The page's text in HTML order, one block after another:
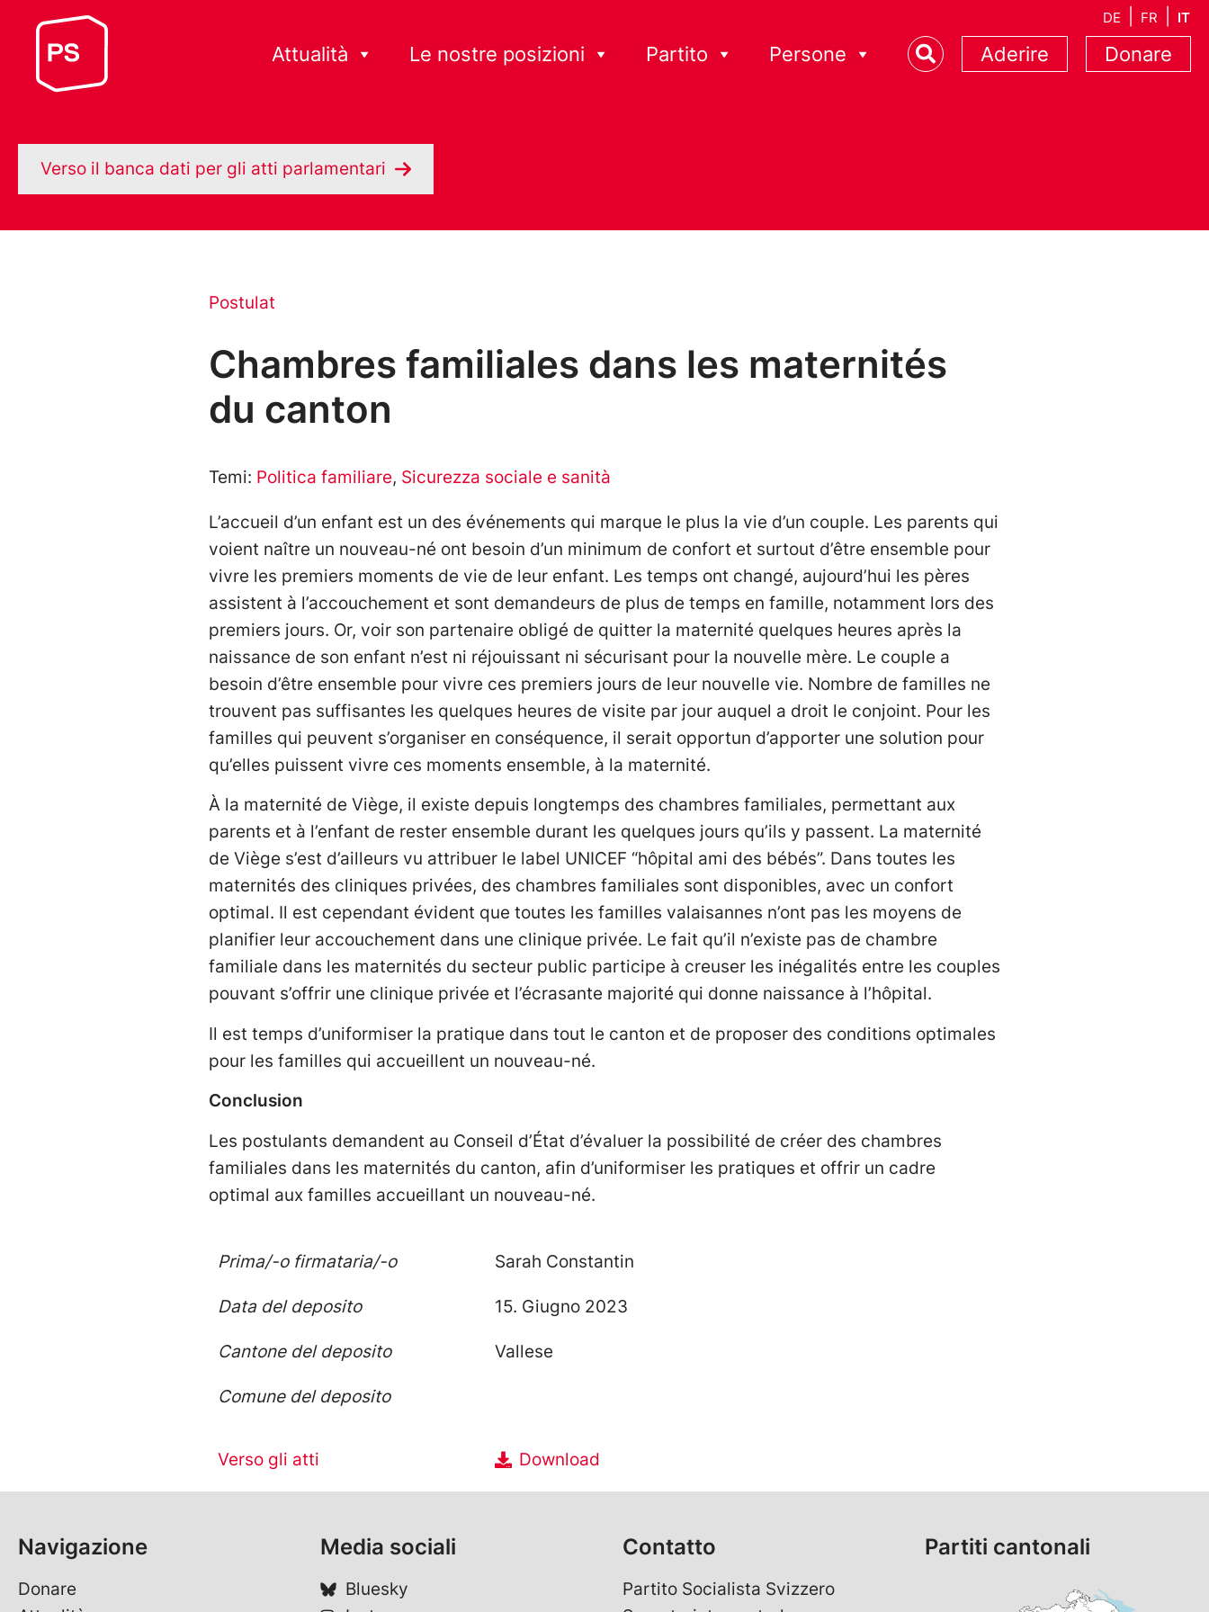
DE FR IT
Attualità Le nostre posizioni Partito Persone Aderire Donare
Verso il banca dati per gli atti parlamentari
Postulat
Chambres familiales dans les maternités
du canton
Temi: Politica familiare, Sicurezza sociale e sanità
L’accueil d’un enfant est un des événements qui marque le plus la vie d’un couple. Les parents qui
voient naître un nouveau-né ont besoin d’un minimum de confort et surtout d’être ensemble pour
vivre les premiers moments de vie de leur enfant. Les temps ont changé, aujourd’hui les pères
assistent à l’accouchement et sont demandeurs de plus de temps en famille, notamment lors des
premiers jours. Or, voir son partenaire obligé de quitter la maternité quelques heures après la
naissance de son enfant n’est ni réjouissant ni sécurisant pour la nouvelle mère. Le couple a
besoin d’être ensemble pour vivre ces premiers jours de leur nouvelle vie. Nombre de familles ne
trouvent pas suffisantes les quelques heures de visite par jour auquel a droit le conjoint. Pour les
familles qui peuvent s’organiser en conséquence, il serait opportun d’apporter une solution pour
qu’elles puissent vivre ces moments ensemble, à la maternité.
À la maternité de Viège, il existe depuis longtemps des chambres familiales, permettant aux
parents et à l’enfant de rester ensemble durant les quelques jours qu’ils y passent. La maternité
de Viège s’est d’ailleurs vu attribuer le label UNICEF “hôpital ami des bébés”. Dans toutes les
maternités des cliniques privées, des chambres familiales sont disponibles, avec un confort
optimal. Il est cependant évident que toutes les familles valaisannes n’ont pas les moyens de
planifier leur accouchement dans une clinique privée. Le fait qu’il n’existe pas de chambre
familiale dans les maternités du secteur public participe à creuser les inégalités entre les couples
pouvant s’offrir une clinique privée et l’écrasante majorité qui donne naissance à l’hôpital.
Il est temps d’uniformiser la pratique dans tout le canton et de proposer des conditions optimales
pour les familles qui accueillent un nouveau-né.
Conclusion
Les postulants demandent au Conseil d’État d’évaluer la possibilité de créer des chambres
familiales dans les maternités du canton, afin d’uniformiser les pratiques et offrir un cadre
optimal aux familles accueillant un nouveau-né.
Prima/-o firmataria/-o Sarah Constantin
Data del deposito 15. Giugno 2023
Cantone del deposito Vallese
Comune del deposito
Verso gli atti Download
Navigazione
Donare
Media sociali
Bluesky
Contatto
Partito Socialista Svizzero
Partiti cantonali